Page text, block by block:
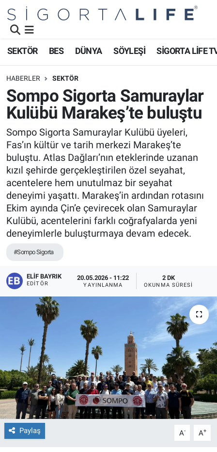
SEKTÖR BES DÜNYA SÖYLEŞİ SİGORTA LİFE
HABERLER SEKTÖR
Sompo Sigorta Samuraylar
Kulübü Marakeş’te buluştu
Sompo Sigorta Samuraylar Kulübü üyeleri,
Fas’ın kültür ve tarih merkezi Marakeş’te
buluştu. Atlas Dağları’nın eteklerinde uzanan
kızıl şehirde gerçekleştirilen özel seyahat,
acentelere hem unutulmaz bir seyahat
deneyimi yaşattı. Marakeş’in ardından rotasını
Ekim ayında Çin’e çevirecek olan Samuraylar
Kulübü, acentelerini farklı coğrafyalarda yeni
deneyimlerle buluşturmaya devam edecek.
#Sompo Sigorta
ELIF BAYRIK
EDITÖR
20.05.2026 - 11:22
YAYINLANMA
2 DK
OKUNMA SÜRESI
Paylaş A- A+
Namaz Vakitleri
Trafik Durumu
Süper Lig Puan Durumu ve Fikstür
Tüm Manşetler
Son Dakika Haberleri
Haber Arşivi